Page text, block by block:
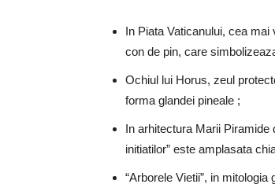
In Piata Vaticanului, cea
con de pin, care
Ochiul lui Horus, zeul
forma glandei pineale ;
In arhitectura Marii Piramide
initiatilor” este amplasata
“Arborele Vietii”, in